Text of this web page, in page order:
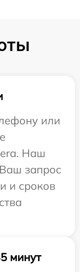
или
Наш
запрос
и сроков
минут